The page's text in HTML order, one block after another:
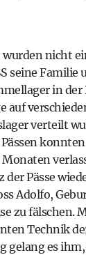
nicht
seine Familie
in der
auf
verteilt
der Pässe
Adolfo,
zu fälschen.
Technik
gelang es